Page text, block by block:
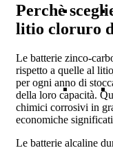
Perchè
litio cloruro
Le batterie zinco-
rispetto a quelle al
per ogni anno di
della loro capacità.
chimici corrosivi in
economiche
Le batterie alcaline